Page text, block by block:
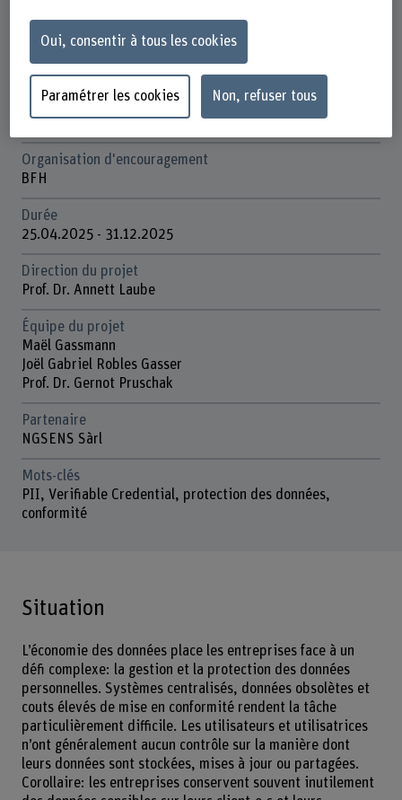
IDAS / Identity and Access Management (IAM)
Champ thématique stratégique
Champ thématique "Transformation numérique centrée sur
l'humain"
Organisation d'encouragement
BFH
Durée
25.04.2025 - 31.12.2025
Direction du projet
Prof. Dr. Annett Laube
Équipe du projet
Maël Gassmann
Joël Gabriel Robles Gasser
Prof. Dr. Gernot Pruschak
Partenaire
NGSENS Sàrl
Mots-clés
PII, Verifiable Credential, protection des données,
conformité
Situation
L’économie des données place les entreprises face à un
défi complexe: la gestion et la protection des données
personnelles. Systèmes centralisés, données obsolètes et
couts élevés de mise en conformité rendent la tâche
particulièrement difficile. Les utilisateurs et utilisatrices
n’ont généralement aucun contrôle sur la manière dont
leurs données sont stockées, mises à jour ou partagées.
Corollaire: les entreprises conservent souvent inutilement
Oui, consentir à tous les cookies
Paramétrer les cookies Non, refuser tous